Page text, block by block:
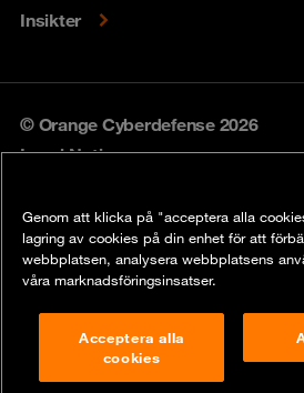
Insikter
© Orange Cyberdefense 2026
Legal Notice
Vulnerability policy
Compliance
Genom att klicka på "acceptera alla
lagring av cookies på din enhet för att
webbplatsen, analysera webbplatsens
våra marknadsföringsinsatser.
Acceptera alla
cookies